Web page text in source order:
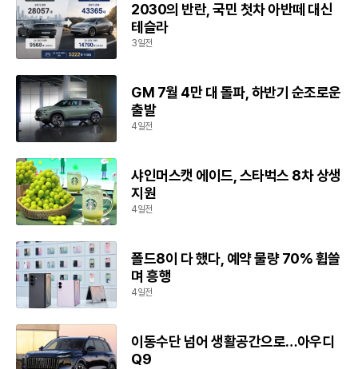
2030의 반란, 국민 첫차 아반떼 대신
테슬라
3일전
GM 7월 4만 대 돌파, 하반기 순조로운
출발
4일전
샤인머스캣 에이드, 스타벅스 8차 상생
지원
4일전
폴드8이 다 했다, 예약 물량 70% 휩쓸
며 흥행
4일전
이동수단 넘어 생활공간으로…아우디
Q9